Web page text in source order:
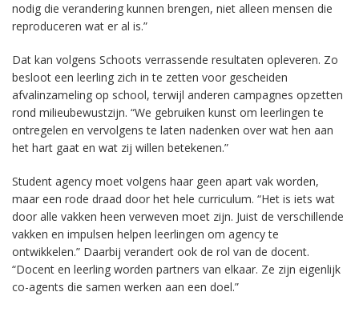
nodig die verandering kunnen brengen, niet alleen mensen die
reproduceren wat er al is.”
Dat kan volgens Schoots verrassende resultaten opleveren. Zo
besloot een leerling zich in te zetten voor gescheiden
afvalinzameling op school, terwijl anderen campagnes opzetten
rond milieubewustzijn. “We gebruiken kunst om leerlingen te
ontregelen en vervolgens te laten nadenken over wat hen aan
het hart gaat en wat zij willen betekenen.”
Student agency moet volgens haar geen apart vak worden,
maar een rode draad door het hele curriculum. “Het is iets wat
door alle vakken heen verweven moet zijn. Juist de verschillende
vakken en impulsen helpen leerlingen om agency te
ontwikkelen.” Daarbij verandert ook de rol van de docent.
“Docent en leerling worden partners van elkaar. Ze zijn eigenlijk
co-agents die samen werken aan een doel.”